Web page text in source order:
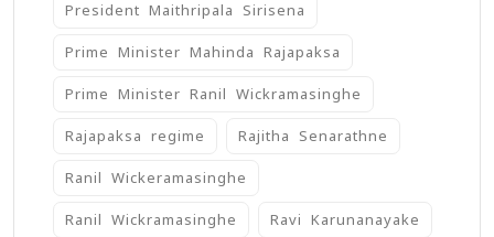
President Maithripala Sirisena
Prime Minister Mahinda Rajapaksa
Prime Minister Ranil Wickramasinghe
Rajapaksa regime Rajitha Senarathne
Ranil Wickeramasinghe
Ranil Wickramasinghe Ravi Karunanayake